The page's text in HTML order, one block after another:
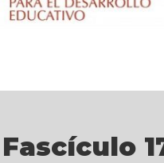
Fascículo